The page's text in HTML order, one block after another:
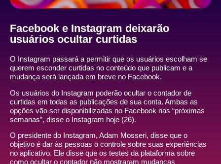
Facebook e Instagram deixarão
usuários ocultar curtidas
O Instagram passará a permitir que os usuários escolham se
querem esconder curtidas no conteúdo que publicam e a
mudança será lançada em breve no Facebook.
Os usuários do Instagram poderão ocultar o contador de
curtidas em todas as publicações de sua conta. Ambas as
opções vão ser disponibilizadas no Facebook nas “próximas
semanas”, disse o Instagram hoje (26).
O presidente do Instagram, Adam Mosseri, disse que o
objetivo é dar às pessoas o controle sobre suas experiências
no aplicativo. Ele disse que os testes da plataforma sobre
como ocultar o contador não mostraram mudanças